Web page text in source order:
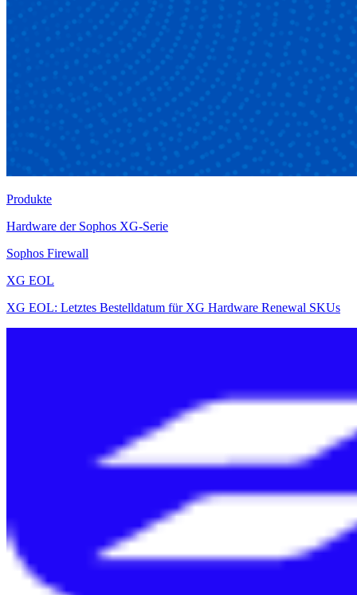
Produkte
Hardware der Sophos XG-Serie
Sophos Firewall
XG EOL
XG EOL: Letztes Bestelldatum für XG Hardware Renewal SKUs